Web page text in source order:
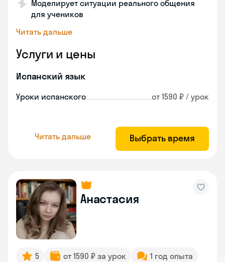
Моделирует ситуации реального общения
для учеников
Читать дальше
Услуги и цены
Испанский язык
Уроки испанского от 1590 ₽ / урок
Читать дальше Выбрать время
Анастасия
5 от 1590 ₽ за урок
1 год опыта